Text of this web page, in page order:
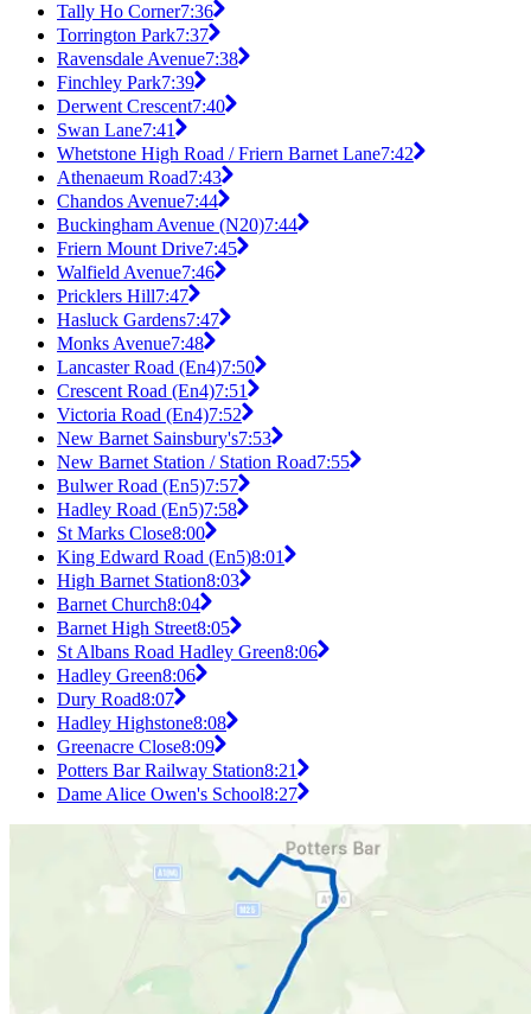
Tally Ho Corner7:36
Torrington Park7:37
Ravensdale Avenue7:38
Finchley Park7:39
Derwent Crescent7:40
Swan Lane7:41
Whetstone High Road / Friern Barnet Lane7:42
Athenaeum Road7:43
Chandos Avenue7:44
Buckingham Avenue (N20)7:44
Friern Mount Drive7:45
Walfield Avenue7:46
Pricklers Hill7:47
Hasluck Gardens7:47
Monks Avenue7:48
Lancaster Road (En4)7:50
Crescent Road (En4)7:51
Victoria Road (En4)7:52
New Barnet Sainsbury's7:53
New Barnet Station / Station Road7:55
Bulwer Road (En5)7:57
Hadley Road (En5)7:58
St Marks Close8:00
King Edward Road (En5)8:01
High Barnet Station8:03
Barnet Church8:04
Barnet High Street8:05
St Albans Road Hadley Green8:06
Hadley Green8:06
Dury Road8:07
Hadley Highstone8:08
Greenacre Close8:09
Potters Bar Railway Station8:21
Dame Alice Owen's School8:27